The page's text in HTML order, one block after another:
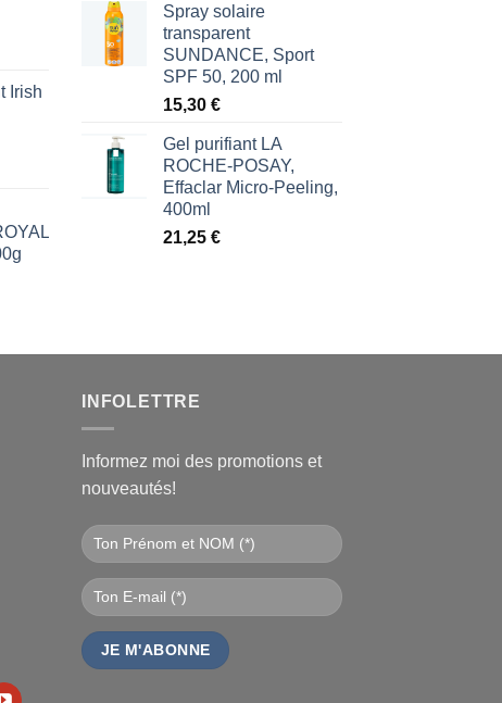
Irish
Spray solaire
transparent
SUNDANCE, Sport
SPF 50, 200 ml
15,30 €
Gel purifiant LA
ROCHE-POSAY,
Effaclar Micro-Peeling,
400ml
21,25 €
INFOLETTRE
Informez moi des promotions et
nouveautés!